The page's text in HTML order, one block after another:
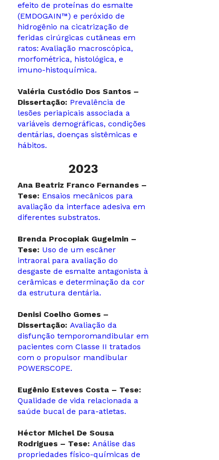
efeito de proteínas do esmalte
(EMDOGAIN™) e peróxido de
hidrogênio na cicatrização de
feridas cirúrgicas cutâneas em
ratos: Avaliação macroscópica,
morfométrica, histológica, e
imuno-histoquímica.
Valéria Custódio Dos Santos –
Dissertação: Prevalência de
lesões periapicais associada a
variáveis demográficas, condições
dentárias, doenças sistêmicas e
hábitos.
2023
Ana Beatriz Franco Fernandes –
Tese: Ensaios mecânicos para
avaliação da interface adesiva em
diferentes substratos.
Brenda Procopiak Gugelmin –
Tese: Uso de um escâner
intraoral para avaliação do
desgaste de esmalte antagonista à
cerâmicas e determinação da cor
da estrutura dentária.
Denisi Coelho Gomes –
Dissertação: Avaliação da
disfunção temporomandibular em
pacientes com Classe II tratados
com o propulsor mandibular
POWERSCOPE.
Eugênio Esteves Costa – Tese:
Qualidade de vida relacionada a
saúde bucal de para-atletas.
Héctor Michel De Sousa
Rodrigues – Tese: Análise das
propriedades físico-químicas de